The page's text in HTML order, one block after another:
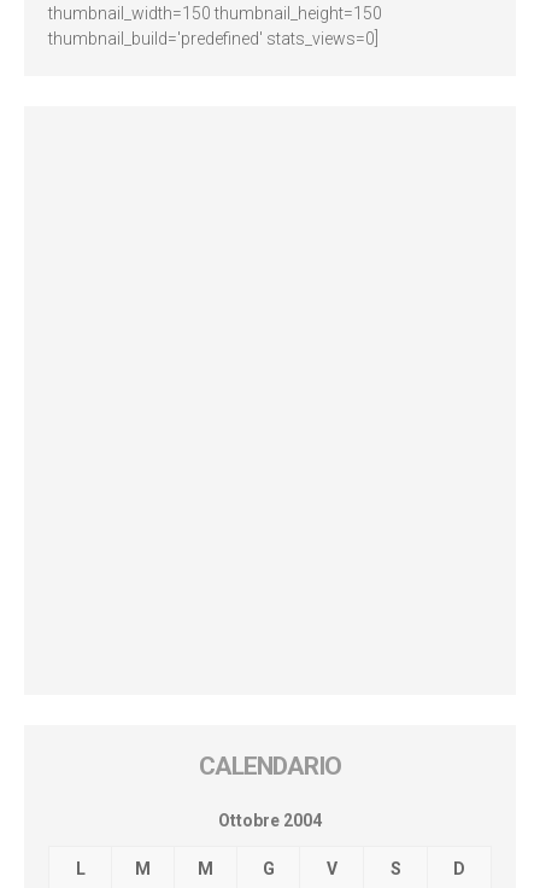
thumbnail_width=150 thumbnail_height=150
thumbnail_build='predefined' stats_views=0]
CALENDARIO
Ottobre 2004
L M M G V S D